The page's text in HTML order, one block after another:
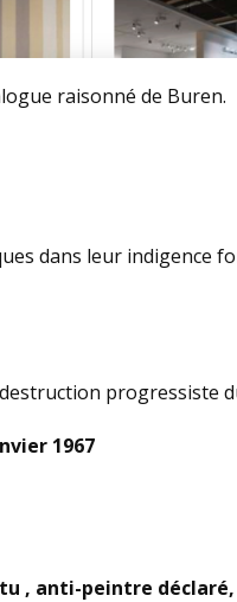
raisonné de Buren.
dans leur indigence
progressiste
1967
, anti-peintre